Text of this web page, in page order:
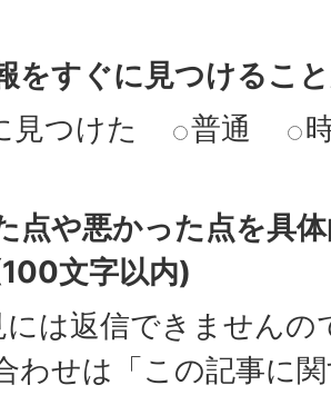
をすぐに見つけるこ
見つけた
普通
点や悪かった点を具
文字以内)
は返信できませんの
わせは「この記事に